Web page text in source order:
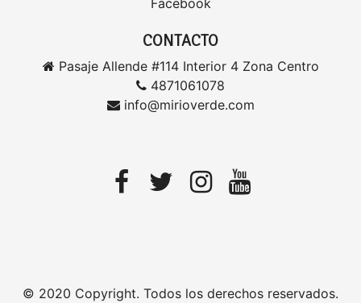
Facebook
CONTACTO
Pasaje Allende #114 Interior 4 Zona Centro
4871061078
info@mirioverde.com
© 2020 Copyright. Todos los derechos reservados.